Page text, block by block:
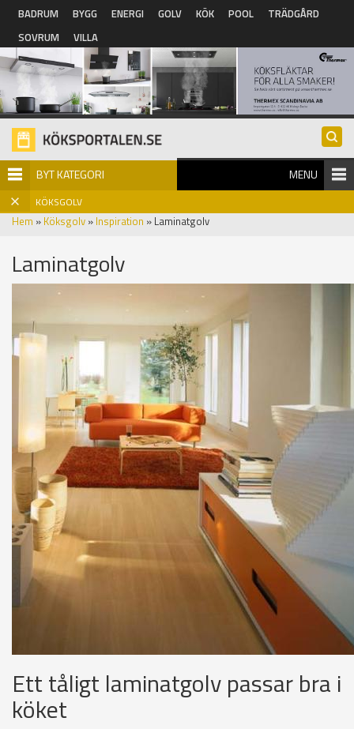
Hoppa till huvudinnehåll
BADRUM BYGG ENERGI GOLV KÖK POOL
TRÄDGÅRD
SOVRUM
VILLA
BYT KATEGORI MENU
KÖKSGOLV
Hem » Köksgolv » Inspiration » Laminatgolv
Laminatgolv
Ett tåligt laminatgolv passar bra i
köket